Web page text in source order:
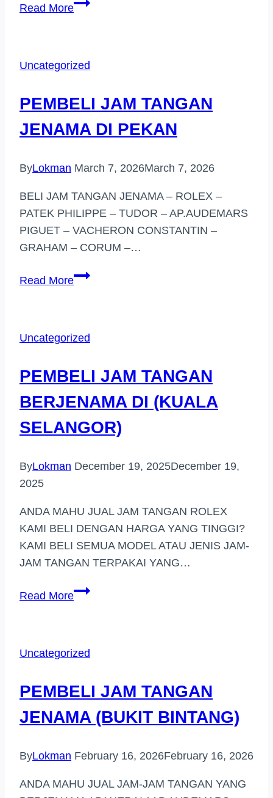
Read More
SENTUL
Uncategorized
PEMBELI JAM TANGAN
JENAMA DI PEKAN
ByLokman March 7, 2026March 7, 2026
BELI JAM TANGAN JENAMA – ROLEX –
PATEK PHILIPPE – TUDOR – AP.AUDEMARS
PIGUET – VACHERON CONSTANTIN –
GRAHAM – CORUM –…
Read MorePEMBELI
DI
Uncategorized
PEMBELI JAM TANGAN
BERJENAMA DI (KUALA
SELANGOR)
ByLokman December 19, 2025December 19,
2025
ANDA MAHU JUAL JAM TANGAN ROLEX
KAMI BELI DENGAN HARGA YANG TINGGI?
KAMI BELI SEMUA MODEL ATAU JENIS JAM-
JAM TANGAN TERPAKAI YANG…
Read MorePEMBELI
DI
SELANGOR)
Uncategorized
PEMBELI JAM TANGAN
JENAMA (BUKIT BINTANG)
ByLokman February 16, 2026February 16, 2026
ANDA MAHU JUAL JAM-JAM TANGAN YANG